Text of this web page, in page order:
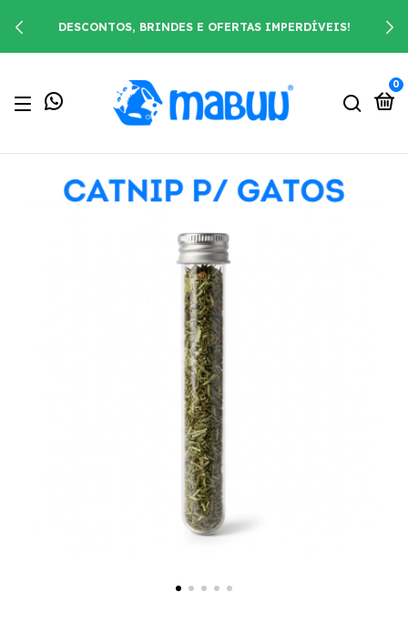
DESCONTOS, BRINDES E OFERTAS IMPERDÍVEIS!
0